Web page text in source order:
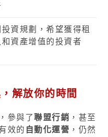
資規劃，希望獲得租
資產增值的投資者
解放你的時間
，參與了聯盟行銷 ，甚至
效的 自動化運營 ，仍然